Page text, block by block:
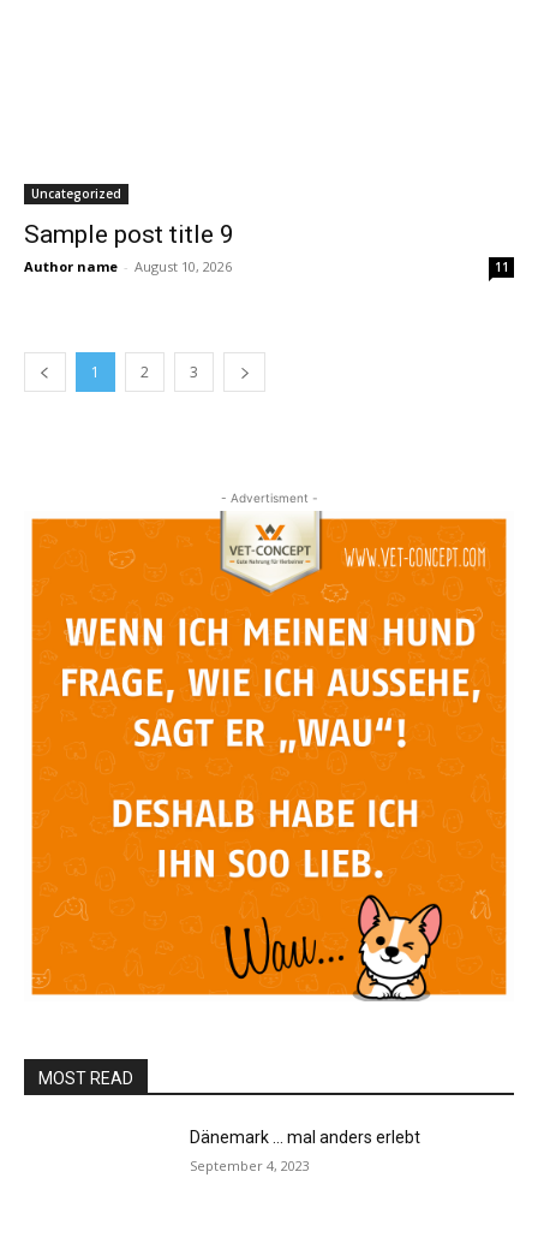
Uncategorized
Sample post title 9
Author name - August 10, 2026 11
1 2 3
- Advertisment -
MOST READ
Dänemark … mal anders erlebt
September 4, 2023